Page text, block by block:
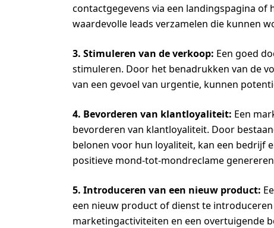
contactgegevens via een landingspagina
waardevolle leads verzamelen die kunnen
3. Stimuleren van de verkoop: Een goed
stimuleren. Door het benadrukken van de
van een gevoel van urgentie, kunnen
4. Bevorderen van klantloyaliteit: Een
bevorderen van klantloyaliteit. Door
belonen voor hun loyaliteit, kan een bedrijf
positieve mond-tot-mondreclame
5. Introduceren van een nieuw product:
een nieuw product of dienst te
marketingactiviteiten en een overtuigende